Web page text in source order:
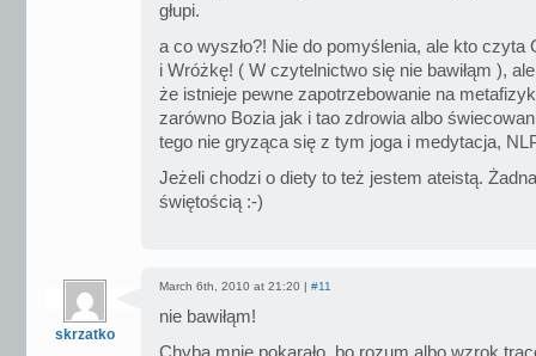
głupi.
a co wyszło?! Nie do pomyślenia, ale kto czyta
i Wróżkę! ( W czytelnictwo się nie bawiłąm ),
że istnieje pewne zapotrzebowanie na
zarówno Bozia jak i tao zdrowia albo
tego nie gryząca się z tym joga i medytacja,
Jeżeli chodzi o diety to też jestem ateistą.
świętością :-)
skrzatko
March 6th, 2010 at 21:20 | #11
nie bawiłąm!